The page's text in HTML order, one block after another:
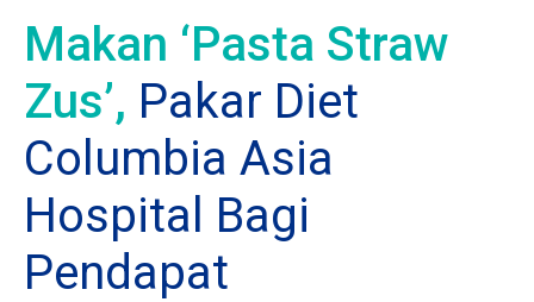
Makan ‘Pasta Straw
Zus’, Pakar Diet
Columbia Asia
Hospital Bagi
Pendapat